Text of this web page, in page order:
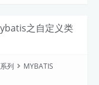
之自定义类
列
MYBATIS